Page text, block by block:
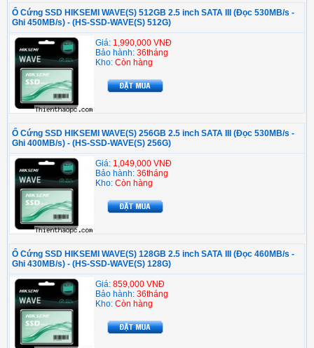
Ổ Cứng SSD HIKSEMI WAVE(S) 512GB 2.5 inch SATA III (Đọc 530MB/s -
Ghi 450MB/s) - (HS-SSD-WAVE(S) 512G)
Giá: 1,990,000 VNĐ
Bảo hành: 36tháng
Kho: Còn hàng
Ổ Cứng SSD HIKSEMI WAVE(S) 256GB 2.5 inch SATA III (Đọc 530MB/s -
Ghi 400MB/s) - (HS-SSD-WAVE(S) 256G)
Giá: 1,049,000 VNĐ
Bảo hành: 36tháng
Kho: Còn hàng
Ổ Cứng SSD HIKSEMI WAVE(S) 128GB 2.5 inch SATA III (Đọc 460MB/s -
Ghi 430MB/s) - (HS-SSD-WAVE(S) 128G)
Giá: 859,000 VNĐ
Bảo hành: 36tháng
Kho: Còn hàng